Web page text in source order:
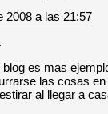
2008 a las 21:57
blog es mas
las cosas
al llegar a